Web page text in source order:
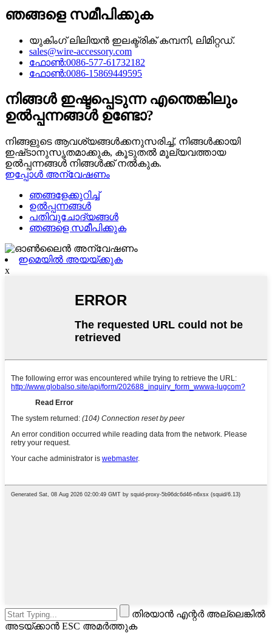
ഞങ്ങളെ സമീപിക്കുക
യുകിംഗ് ലിലിയൻ ഇലക്ട്രിക് കമ്പനി, ലിമിറ്റഡ്.
sales@wire-accessory.com
ഫോൺ:0086-577-61732182
ഫോൺ:0086-15869449595
നിങ്ങൾ ഇഷ്ടപ്പെടുന്ന എന്തെങ്കിലും
ഉൽപ്പന്നങ്ങൾ ഉണ്ടോ?
നിങ്ങളുടെ ആവശ്യങ്ങൾക്കനുസരിച്ച്, നിങ്ങൾക്കായി
ഇഷ്‌ടാനുസൃതമാക്കുക, കൂടുതൽ മൂല്യവത്തായ
ഉൽപ്പന്നങ്ങൾ നിങ്ങൾക്ക് നൽകുക.
ഇപ്പോൾ അന്വേഷണം
ഞങ്ങളേക്കുറിച്ച്
ഉൽപ്പന്നങ്ങൾ
പതിവുചോദ്യങ്ങൾ
ഞങ്ങളെ സമീപിക്കുക
ഇമെയിൽ അയയ്ക്കുക
x
തിരയാൻ എന്റർ അല്ലെങ്കിൽ
അടയ്ക്കാൻ ESC അമർത്തുക